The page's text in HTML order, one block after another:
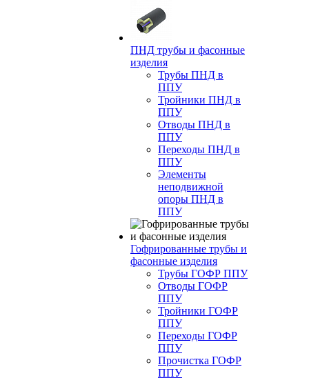
ПНД трубы и фасонные
изделия
Трубы ПНД в
ППУ
Тройники ПНД в
ППУ
Отводы ПНД в
ППУ
Переходы ПНД в
ППУ
Элементы
неподвижной
опоры ПНД в
ППУ
Гофрированные трубы и
фасонные изделия
Трубы ГОФР ППУ
Отводы ГОФР
ППУ
Тройники ГОФР
ППУ
Переходы ГОФР
ППУ
Прочистка ГОФР
ППУ